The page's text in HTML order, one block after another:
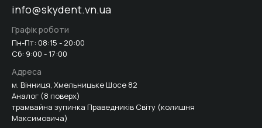
info@skydent.vn.ua
Графік роботи
Пн-Пт: 08:15 - 20:00
Сб: 9:00 - 17:00
Адреса
м. Вінниця, Хмельницьке Шосе 82
Аналог (8 поверх)
трамвайна зупинка Праведників Світу (колишня
Максимовича)